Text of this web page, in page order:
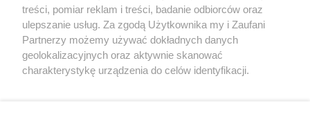
X Facebook Instagram Youtube
treści, pomiar reklam i treści, badanie odbiorców oraz
ulepszanie usług. Za zgodą Użytkownika my i Zaufani
Partnerzy możemy używać dokładnych danych
geolokalizacyjnych oraz aktywnie skanować
charakterystykę urządzenia do celów identyfikacji.